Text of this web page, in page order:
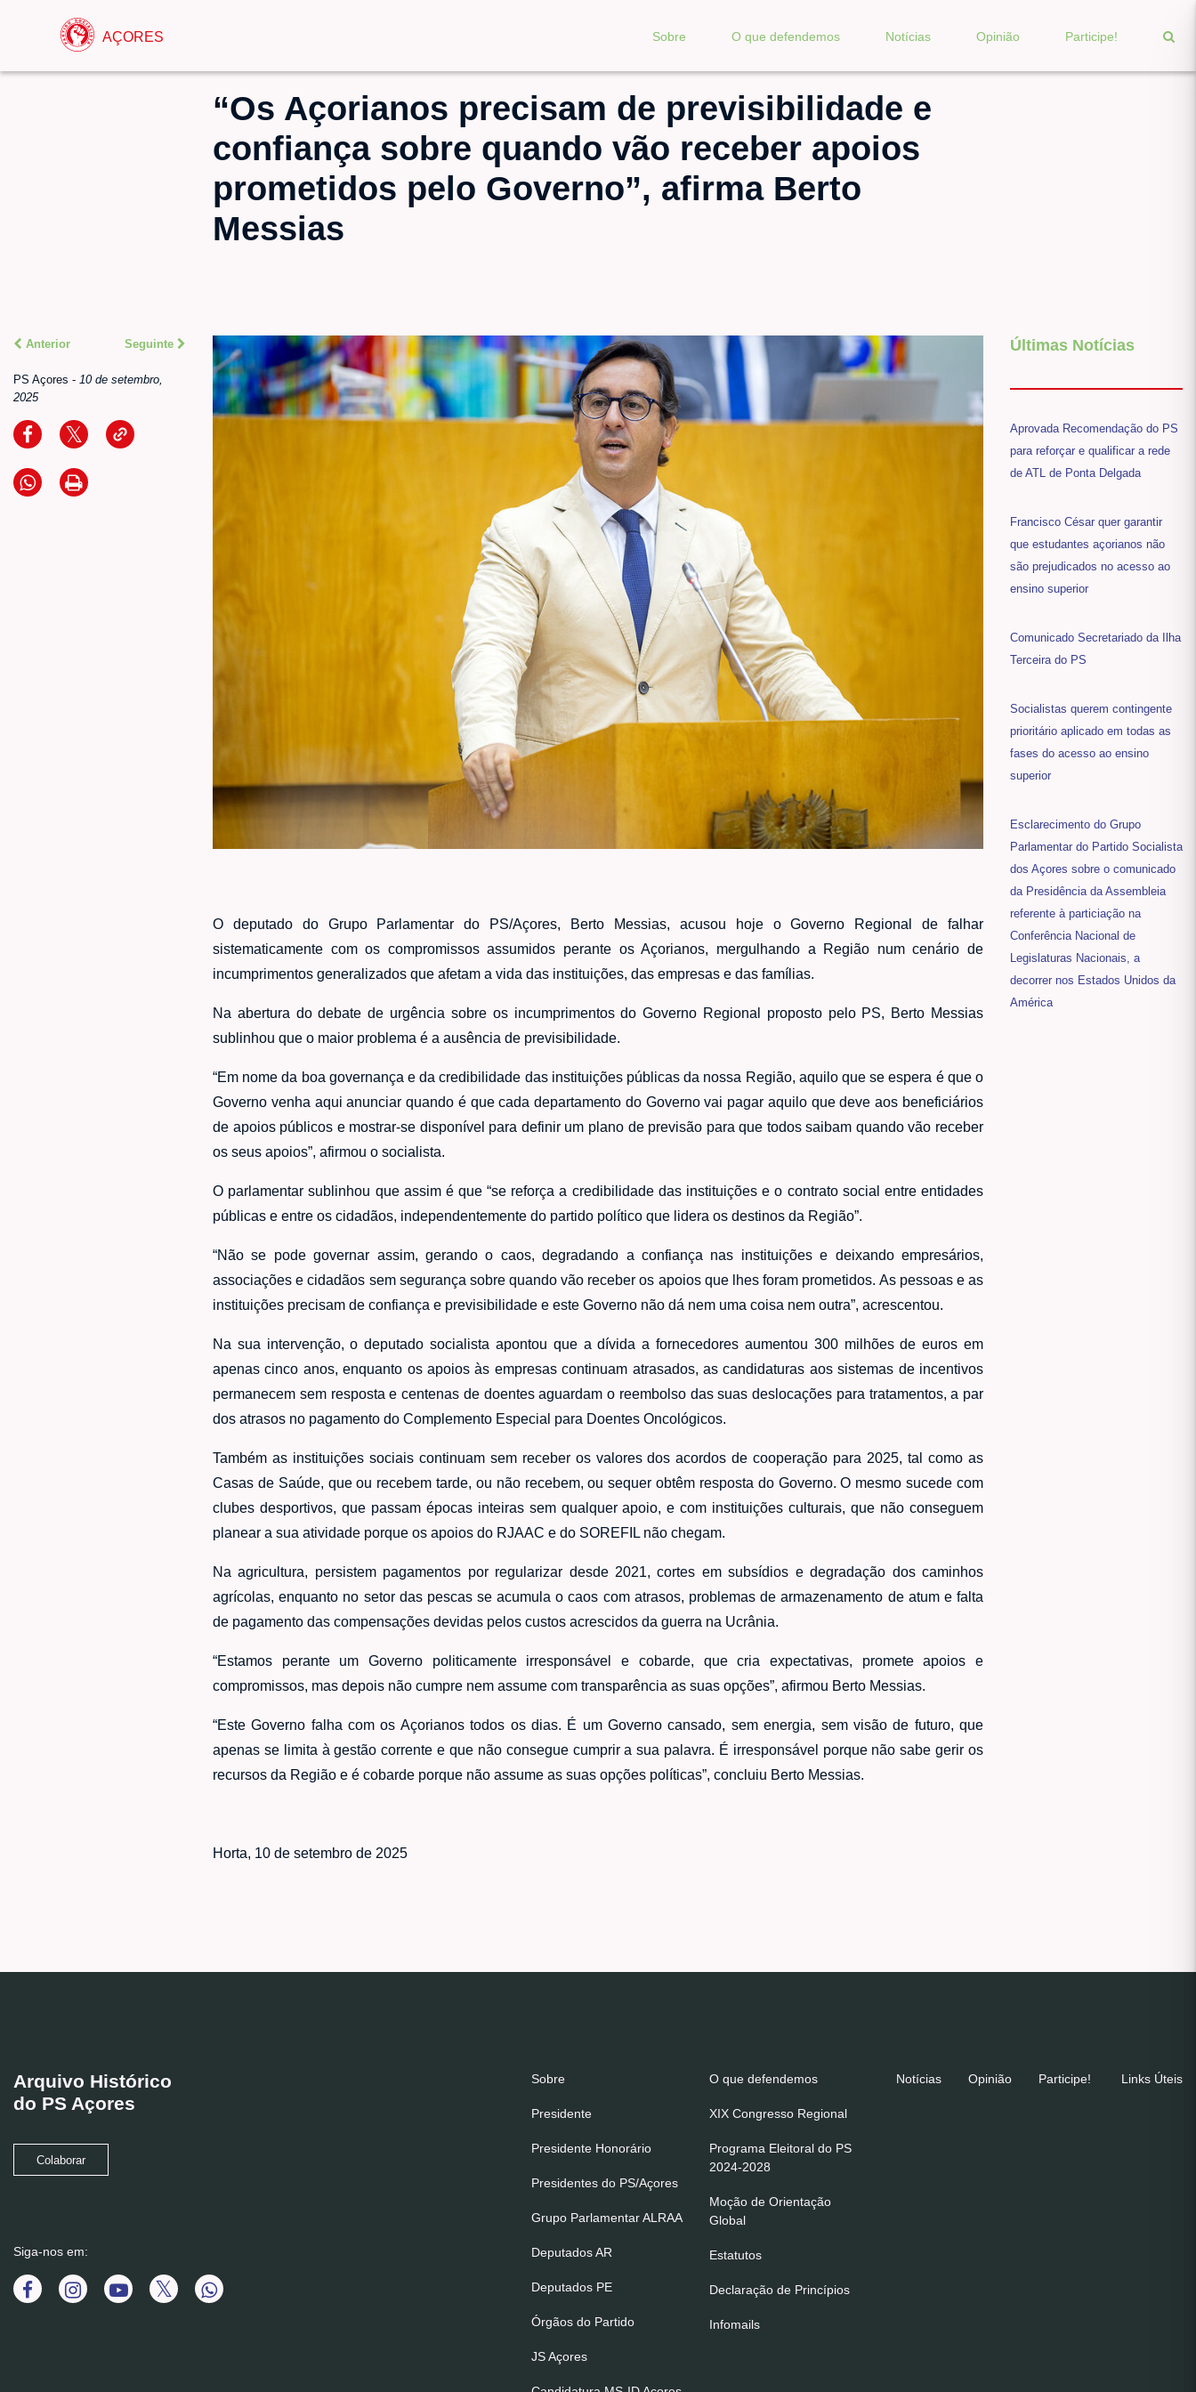
AÇORES Sobre O que defendemos Notícias Opinião Participe!
“Os Açorianos precisam de previsibilidade e
confiança sobre quando vão receber apoios
prometidos pelo Governo”, afirma Berto
Messias
Anterior Seguinte
PS Açores - 10 de setembro,
2025
O deputado do Grupo Parlamentar do PS/Açores, Berto Messias, acusou hoje o Governo Regional de falhar
sistematicamente com os compromissos assumidos perante os Açorianos, mergulhando a Região num cenário de
incumprimentos generalizados que afetam a vida das instituições, das empresas e das famílias.
Na abertura do debate de urgência sobre os incumprimentos do Governo Regional proposto pelo PS, Berto Messias
sublinhou que o maior problema é a ausência de previsibilidade.
“Em nome da boa governança e da credibilidade das instituições públicas da nossa Região, aquilo que se espera é que o
Governo venha aqui anunciar quando é que cada departamento do Governo vai pagar aquilo que deve aos beneficiários
de apoios públicos e mostrar-se disponível para definir um plano de previsão para que todos saibam quando vão receber
os seus apoios”, afirmou o socialista.
O parlamentar sublinhou que assim é que “se reforça a credibilidade das instituições e o contrato social entre entidades
públicas e entre os cidadãos, independentemente do partido político que lidera os destinos da Região”.
“Não se pode governar assim, gerando o caos, degradando a confiança nas instituições e deixando empresários,
associações e cidadãos sem segurança sobre quando vão receber os apoios que lhes foram prometidos. As pessoas e as
instituições precisam de confiança e previsibilidade e este Governo não dá nem uma coisa nem outra”, acrescentou.
Na sua intervenção, o deputado socialista apontou que a dívida a fornecedores aumentou 300 milhões de euros em
apenas cinco anos, enquanto os apoios às empresas continuam atrasados, as candidaturas aos sistemas de incentivos
permanecem sem resposta e centenas de doentes aguardam o reembolso das suas deslocações para tratamentos, a par
dos atrasos no pagamento do Complemento Especial para Doentes Oncológicos.
Também as instituições sociais continuam sem receber os valores dos acordos de cooperação para 2025, tal como as
Casas de Saúde, que ou recebem tarde, ou não recebem, ou sequer obtêm resposta do Governo. O mesmo sucede com
clubes desportivos, que passam épocas inteiras sem qualquer apoio, e com instituições culturais, que não conseguem
planear a sua atividade porque os apoios do RJAAC e do SOREFIL não chegam.
Na agricultura, persistem pagamentos por regularizar desde 2021, cortes em subsídios e degradação dos caminhos
agrícolas, enquanto no setor das pescas se acumula o caos com atrasos, problemas de armazenamento de atum e falta
de pagamento das compensações devidas pelos custos acrescidos da guerra na Ucrânia.
“Estamos perante um Governo politicamente irresponsável e cobarde, que cria expectativas, promete apoios e
compromissos, mas depois não cumpre nem assume com transparência as suas opções”, afirmou Berto Messias.
“Este Governo falha com os Açorianos todos os dias. É um Governo cansado, sem energia, sem visão de futuro, que
apenas se limita à gestão corrente e que não consegue cumprir a sua palavra. É irresponsável porque não sabe gerir os
recursos da Região e é cobarde porque não assume as suas opções políticas”, concluiu Berto Messias.
Horta, 10 de setembro de 2025
Últimas Notícias
Aprovada Recomendação do PS
para reforçar e qualificar a rede
de ATL de Ponta Delgada
Francisco César quer garantir
que estudantes açorianos não
são prejudicados no acesso ao
ensino superior
Comunicado Secretariado da Ilha
Terceira do PS
Socialistas querem contingente
prioritário aplicado em todas as
fases do acesso ao ensino
superior
Esclarecimento do Grupo
Parlamentar do Partido Socialista
dos Açores sobre o comunicado
da Presidência da Assembleia
referente à particiação na
Conferência Nacional de
Legislaturas Nacionais, a
decorrer nos Estados Unidos da
América
Arquivo Histórico
do PS Açores
Colaborar
Siga-nos em:
Sobre
Presidente
Presidente Honorário
Presidentes do PS/Açores
Grupo Parlamentar ALRAA
Deputados AR
Deputados PE
Órgãos do Partido
JS Açores
O que defendemos
XIX Congresso Regional
Programa Eleitoral do PS
2024-2028
Moção de Orientação
Global
Estatutos
Declaração de Princípios
Infomails
Notícias Opinião Participe! Links Úteis